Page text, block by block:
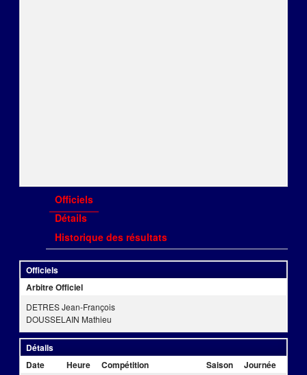
Officiels
Détails
Historique des résultats
Officiels
Arbitre Officiel
DETRES Jean-François
DOUSSELAIN Mathieu
Détails
Date
Heure Compétition Saison Journée